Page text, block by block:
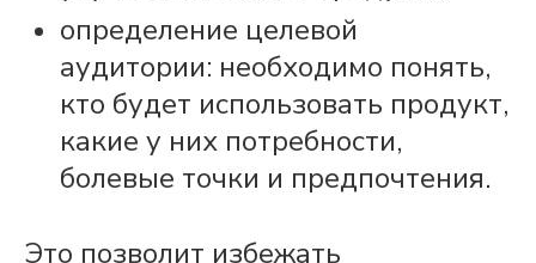
определение целевой
аудитории: необходимо понять,
кто будет использовать продукт,
какие у них потребности,
болевые точки и предпочтения.
Это позволит избежать